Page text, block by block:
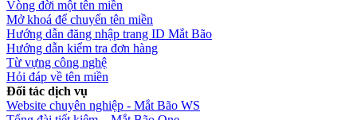
Vòng đời một tên miền
Mở khoá để chuyển tên miền
Hướng dẫn đăng nhập trang ID Mắt Bão
Hướng dẫn kiểm tra đơn hàng
Từ vựng công nghệ
Hỏi đáp về tên miền
Đối tác dịch vụ
Website chuyên nghiệp - Mắt Bão WS